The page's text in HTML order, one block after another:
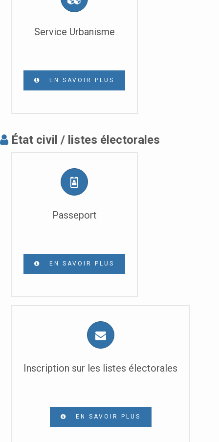
Service Urbanisme
EN SAVOIR PLUS
État civil / listes électorales
Passeport
EN SAVOIR PLUS
Inscription sur les listes électorales
EN SAVOIR PLUS